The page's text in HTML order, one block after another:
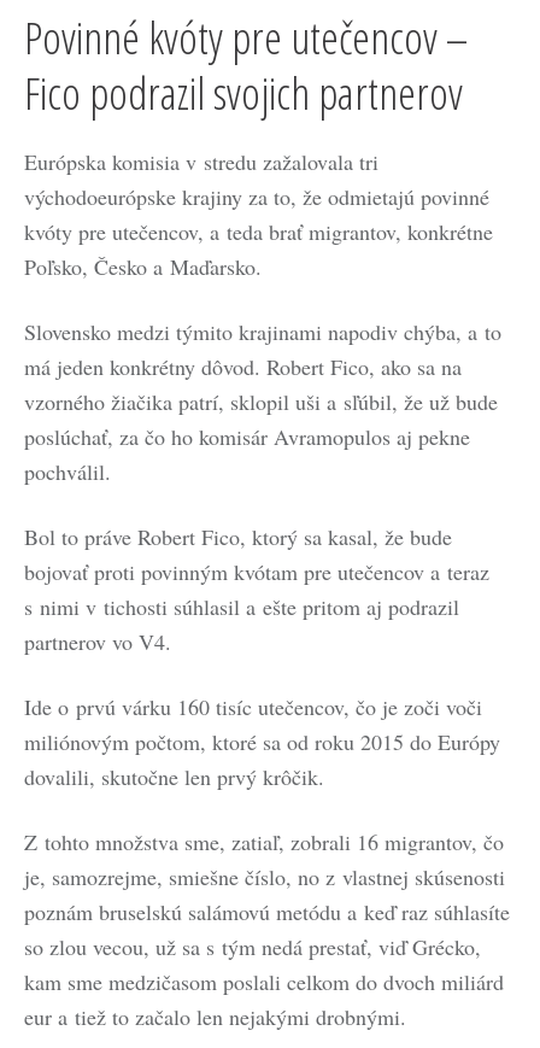
Povinné kvóty pre utečencov –
Fico podrazil svojich partnerov
Európska komisia v stredu zažalovala tri
východoeurópske krajiny za to, že odmietajú povinné
kvóty pre utečencov, a teda brať migrantov, konkrétne
Poľsko, Česko a Maďarsko.
Slovensko medzi týmito krajinami napodiv chýba, a to
má jeden konkrétny dôvod. Robert Fico, ako sa na
vzorného žiačika patrí, sklopil uši a sľúbil, že už bude
poslúchať, za čo ho komisár Avramopulos aj pekne
pochválil.
Bol to práve Robert Fico, ktorý sa kasal, že bude
bojovať proti povinným kvótam pre utečencov a teraz
s nimi v tichosti súhlasil a ešte pritom aj podrazil
partnerov vo V4.
Ide o prvú várku 160 tisíc utečencov, čo je zoči voči
miliónovým počtom, ktoré sa od roku 2015 do Európy
dovalili, skutočne len prvý krôčik.
Z tohto množstva sme, zatiaľ, zobrali 16 migrantov, čo
je, samozrejme, smiešne číslo, no z vlastnej skúsenosti
poznám bruselskú salámovú metódu a keď raz súhlasíte
so zlou vecou, už sa s tým nedá prestať, viď Grécko,
kam sme medzičasom poslali celkom do dvoch miliárd
eur a tiež to začalo len nejakými drobnými.